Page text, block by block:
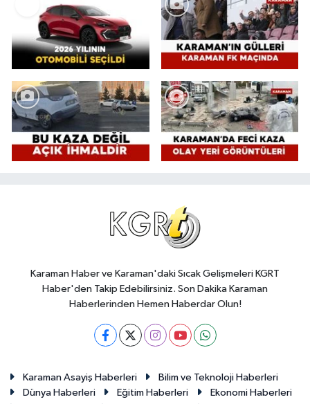
Karaman Haber ve Karaman'daki Sıcak Gelişmeleri KGRT
Haber'den Takip Edebilirsiniz. Son Dakika Karaman
Haberlerinden Hemen Haberdar Olun!
Karaman Asayiş Haberleri
Bilim ve Teknoloji Haberleri
Dünya Haberleri
Eğitim Haberleri
Ekonomi Haberleri